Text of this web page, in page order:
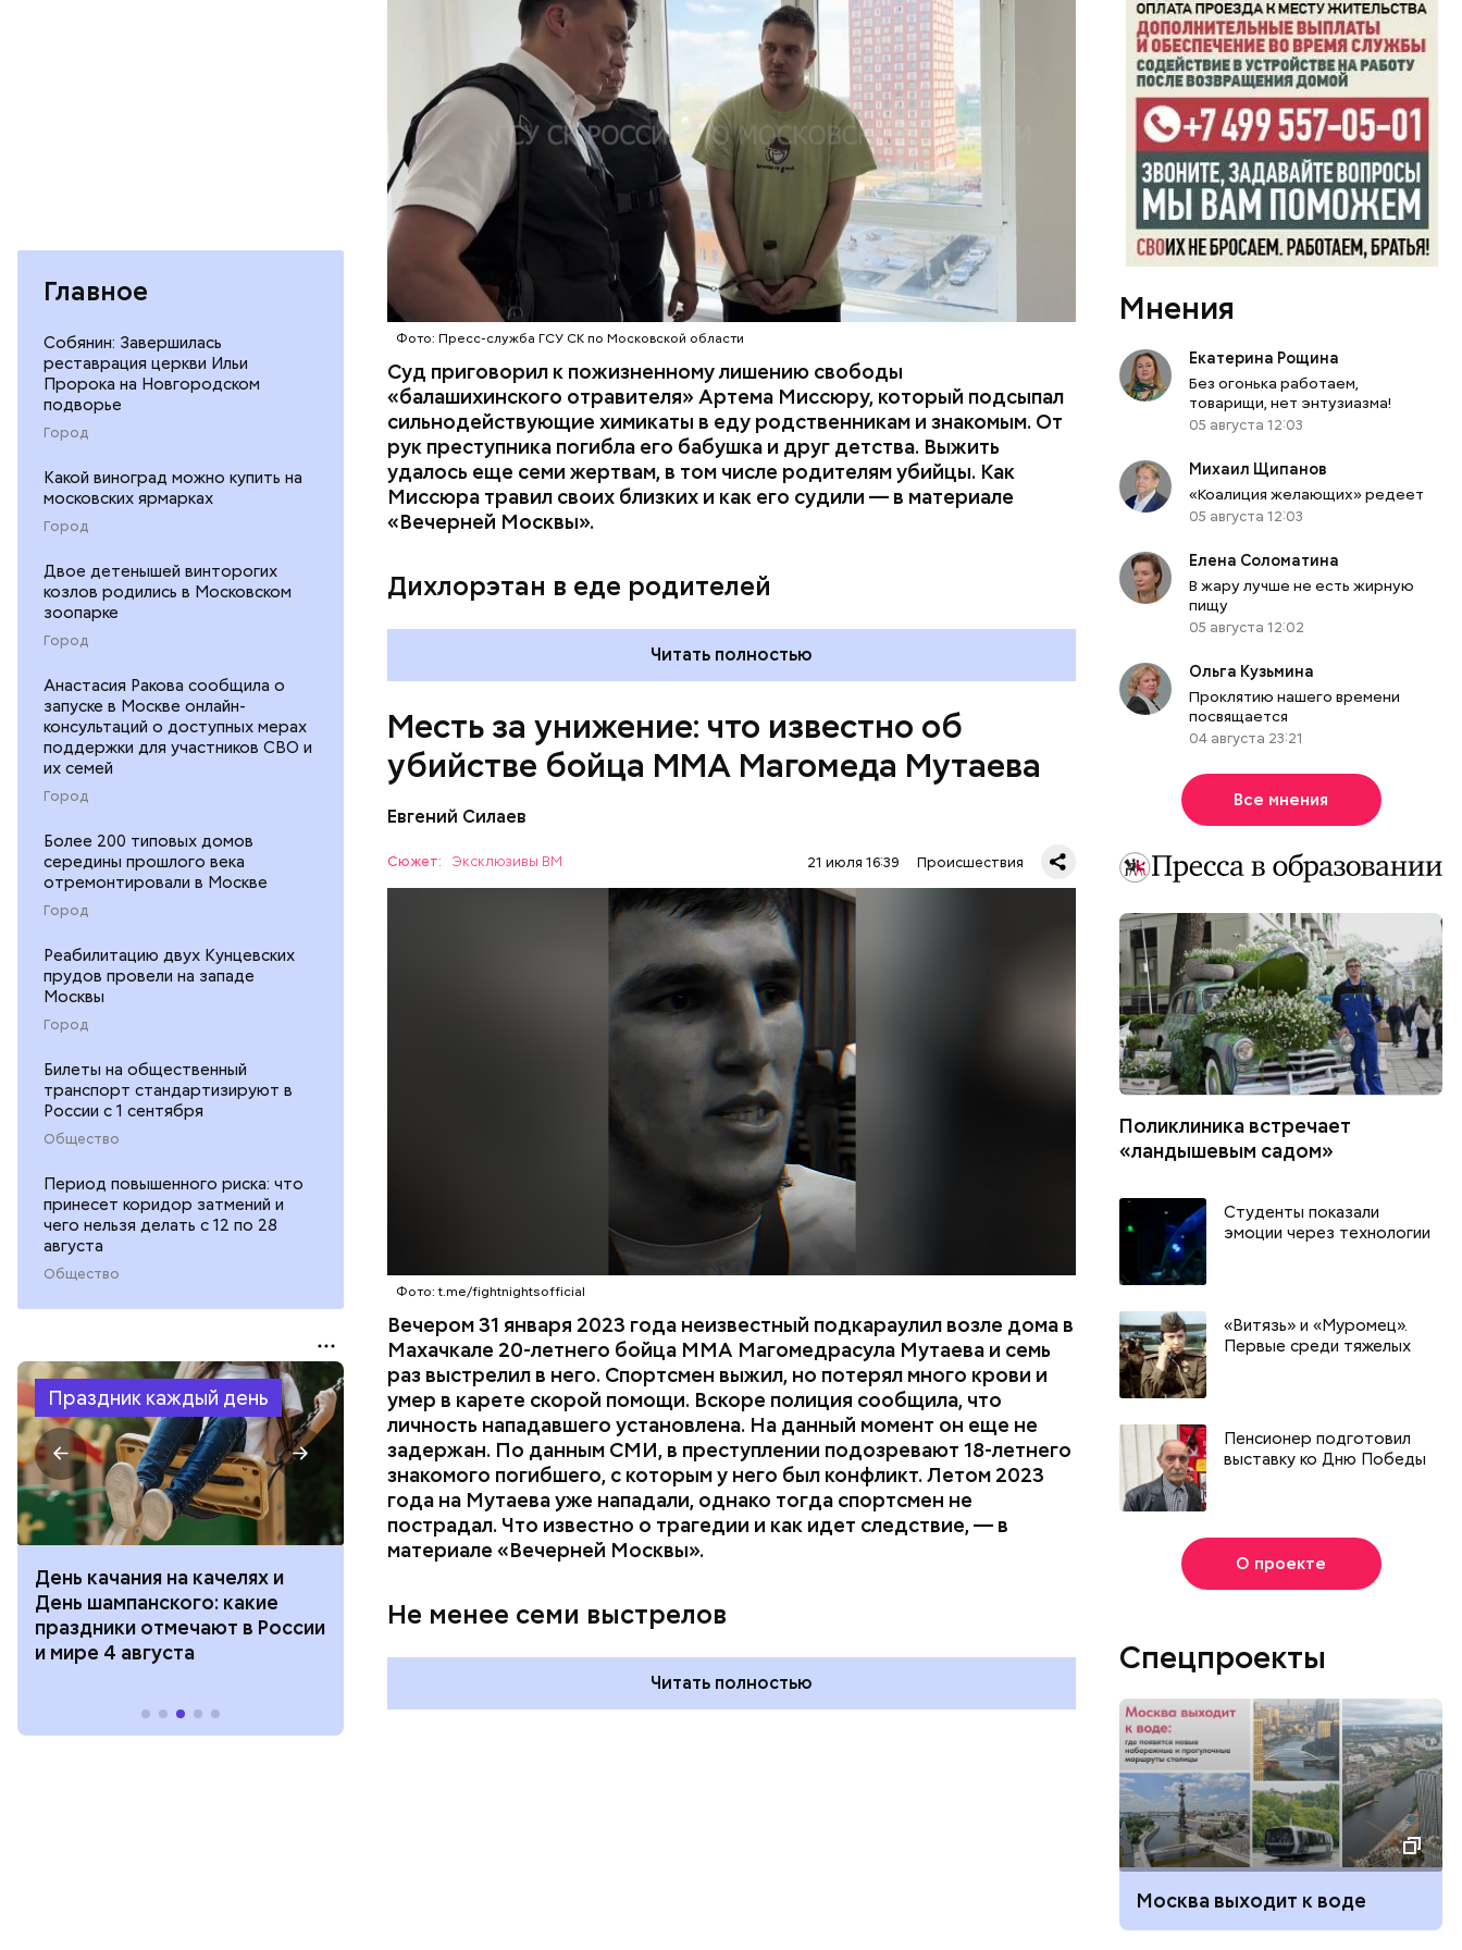
Главное
Собянин: Завершилась
реставрация церкви Ильи
Пророка на Новгородском
подворье
Город
Какой виноград можно купить на
московских ярмарках
Город
Двое детенышей винторогих
козлов родились в Московском
зоопарке
Город
Анастасия Ракова сообщила о
запуске в Москве онлайн-
консультаций о доступных мерах
поддержки для участников СВО и
их семей
Город
Более 200 типовых домов
середины прошлого века
отремонтировали в Москве
Город
Реабилитацию двух Кунцевских
прудов провели на западе
Москвы
Город
Билеты на общественный
транспорт стандартизируют в
России с 1 сентября
Общество
Период повышенного риска: что
принесет коридор затмений и
чего нельзя делать с 12 по 28
августа
Общество
Праздник каждый день
День арбуза и День поцелуев
с зеркалом: какие праздники
отмечают в России и мире 3
августа
подоконниках: какие
праздники отмечают в России
праздники отмечают в России
и мире 6 августа
Фото: Пресс-служба ГСУ СК по Московской области
Суд приговорил к пожизненному лишению свободы
«балашихинского отравителя» Артема Миссюру, который подсыпал
сильнодействующие химикаты в еду родственникам и знакомым. От
рук преступника погибла его бабушка и друг детства. Выжить
удалось еще семи жертвам, в том числе родителям убийцы. Как
Миссюра травил своих близких и как его судили — в материале
«Вечерней Москвы».
Дихлорэтан в еде родителей
направили на экспертизу. В них специалисты обнаружили
сильнодействующий химикат дихлорэтан, который не мог попасть в
организм супругов случайно. То же самое вещество нашли в еде,
изъятой из квартиры пострадавших.
Читать полностью
БАЛАШИХА
РОДИТЕЛИ
СЛЕДСТВЕННЫЙ КОМИТЕТ
ЭКСПЕРТИЗЫ
Месть за унижение: что известно об
убийстве бойца ММА Магомеда Мутаева
Евгений Силаев
Сюжет: Эксклюзивы ВМ 21 июля 16:39 Происшествия
Фото: t.me/fightnightsofficial
Вечером 31 января 2023 года неизвестный подкараулил возле дома в
Махачкале 20-летнего бойца ММА Магомедрасула Мутаева и семь
раз выстрелил в него. Спортсмен выжил, но потерял много крови и
умер в карете скорой помощи. Вскоре полиция сообщила, что
личность нападавшего установлена. На данный момент он еще не
задержан. По данным СМИ, в преступлении подозревают 18-летнего
знакомого погибшего, с которым у него был конфликт. Летом 2023
года на Мутаева уже нападали, однако тогда спортсмен не
пострадал. Что известно о трагедии и как идет следствие, — в
материале «Вечерней Москвы».
Не менее семи выстрелов
Вечером 31 января Мутаев возвращался домой с тренировки. Во дворе
жилого дома на улице Гапцахской в Махачкале на бойца напал
неизвестный. Он выскочил из подъезда, выстрелил в спортсмена не
менее семи раз и скрылся. Очевидцы трагедии вызвали полицию и
скорую помощь, однако врачи оказались бессильны — пострадавший
По данному факту СК возбудилуголовное делопо двум статьям:
«Убийство» и «Незаконный оборот оружия». Расследование
уголовного делавзял на контроль
Читать полностью
ММА
СМЕРТЬ
Мнения
Екатерина Рощина
Без огонька работаем,
товарищи, нет энтузиазма!
05 августа 12:03
Михаил Щипанов
«Коалиция желающих» редеет
05 августа 12:03
Елена Соломатина
В жару лучше не есть жирную
пищу
05 августа 12:02
Ольга Кузьмина
Проклятию нашего времени
посвящается
04 августа 23:21
Все мнения
Поликлиника встречает
«ландышевым садом»
Студенты показали
эмоции через технологии
«Витязь» и «Муромец».
Первые среди тяжелых
Пенсионер подготовил
выставку ко Дню Победы
О проекте
Спецпроекты
Москва выходит к воде